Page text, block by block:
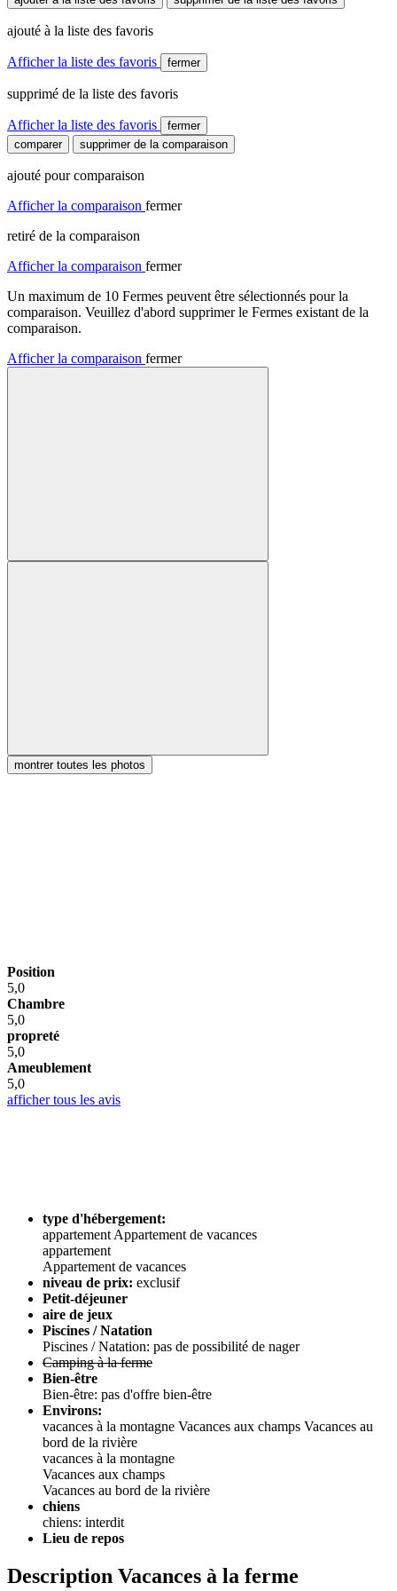
ajouté à la liste des favoris
Afficher la liste des favoris fermer
supprimé de la liste des favoris
Afficher la liste des favoris
fermer
comparer
supprimer de la comparaison
ajouté pour comparaison
Afficher la comparaison fermer
retiré de la comparaison
Afficher la comparaison fermer
Un maximum de 10 Fermes peuvent être sélectionnés pour la
comparaison. Veuillez d'abord supprimer le Fermes existant de la
comparaison.
Afficher la comparaison fermer
montrer toutes les photos
Position
5,0
Chambre
5,0
propreté
5,0
Ameublement
5,0
afficher tous les avis
type d'hébergement:
appartement Appartement de vacances
appartement
Appartement de vacances
niveau de prix: exclusif
Petit-déjeuner
aire de jeux
Piscines / Natation
Piscines / Natation: pas de possibilité de nager
Camping à la ferme
Bien-être
Bien-être: pas d'offre bien-être
Environs:
vacances à la montagne Vacances aux champs Vacances au
bord de la rivière
vacances à la montagne
Vacances aux champs
Vacances au bord de la rivière
chiens
chiens: interdit
Lieu de repos
Description Vacances à la ferme